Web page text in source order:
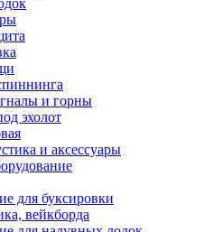
и горны
эхолот
и аксессуары
для буксировки
вейкборда